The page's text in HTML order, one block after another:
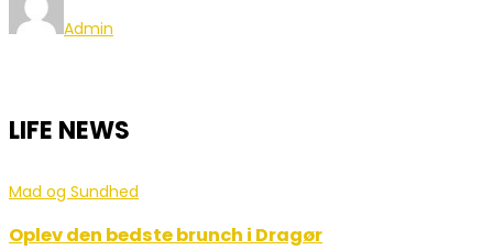
Admin
LIFE NEWS
Mad og Sundhed
Oplev den bedste brunch i Dragør